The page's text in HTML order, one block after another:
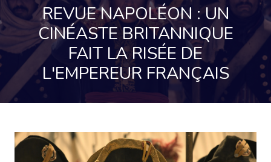
REVUE NAPOLÉON : UN
CINÉASTE BRITANNIQUE
FAIT LA RISÉE DE
L'EMPEREUR FRANÇAIS